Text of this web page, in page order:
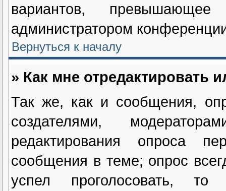
вариантов,
администратором
Вернуться к началу
» Как мне отредактировать
Так же, как и сообщения,
создателями,
редактирования опроса
сообщения в теме; опрос
успел проголосовать,